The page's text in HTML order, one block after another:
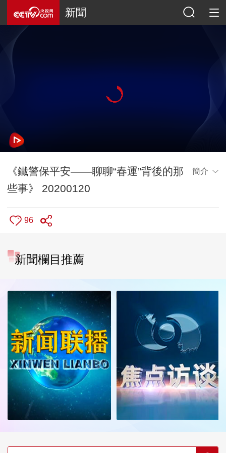
新聞
《鐵警保平安——聊聊“春運”背後的那
些事》 20200120
簡介
96
新聞欄目推薦